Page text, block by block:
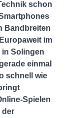
schon
Bandbreiten
im
in Solingen
einmal
schnell wie
Spielen
der